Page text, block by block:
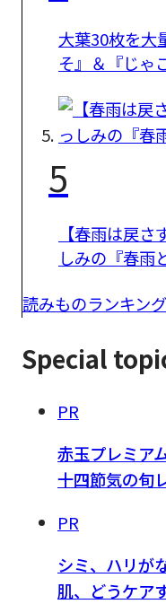
大葉30枚を大
そ』＆『じゃ
5
【春雨は戻
しみの『春雨
読みものランキング
Special
PR
赤玉プレミア
十四節気の旬
PR
シミ、ハリが
肌、どうケア